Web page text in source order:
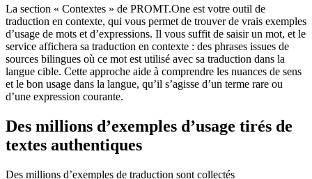
La section « Contextes » de PROMT.One est votre outil de
traduction en contexte, qui vous permet de trouver de vrais exemples
d’usage de mots et d’expressions. Il vous suffit de saisir un mot, et le
service affichera sa traduction en contexte : des phrases issues de
sources bilingues où ce mot est utilisé avec sa traduction dans la
langue cible. Cette approche aide à comprendre les nuances de sens
et le bon usage dans la langue, qu’il s’agisse d’un terme rare ou
d’une expression courante.
Des millions d’exemples d’usage tirés de
textes authentiques
Des millions d’exemples de traduction sont collectés